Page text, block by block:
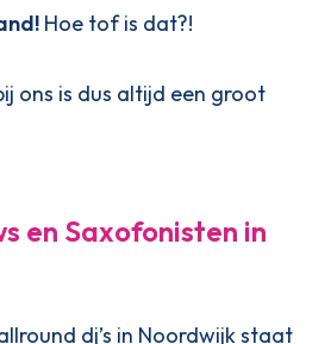
Hoe tof is dat?!
ons is dus altijd een groot
en Saxofonisten in
dj’s in Noordwijk staat